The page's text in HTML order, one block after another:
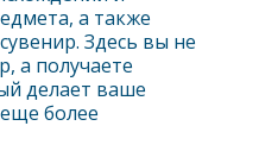
а также
Здесь вы не
а получаете
делает ваше
еще более